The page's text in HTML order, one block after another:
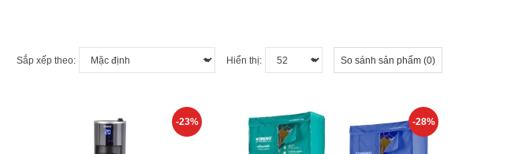
Sắp xếp theo: Hiển thị: So sánh sản phẩm (0)
-23% -28%